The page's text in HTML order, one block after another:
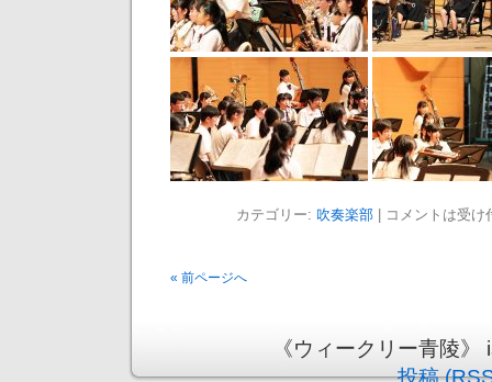
カテゴリー: 吹奏楽部| コメントは受け
« 前ページへ
《ウィークリー青陵
投稿